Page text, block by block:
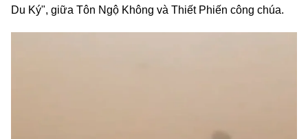
Du Ký", giữa Tôn Ngộ Không và Thiết Phiến công chúa.